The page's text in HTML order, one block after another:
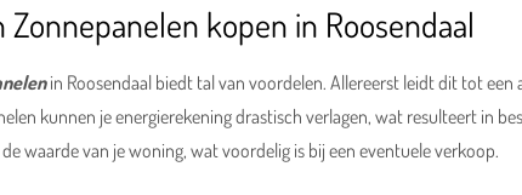
Zonnepanelen kopen in Roosendaal
in Roosendaal biedt tal van voordelen. Allereerst leidt dit tot een
kunnen je energierekening drastisch verlagen, wat resulteert in
waarde van je woning, wat voordelig is bij een eventuele verkoop.